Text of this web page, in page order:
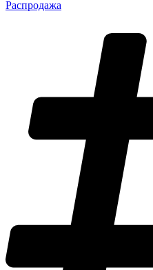
Распродажа